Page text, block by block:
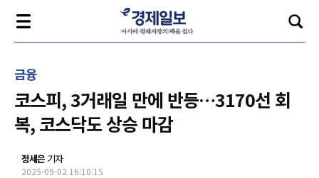
금융
코스피, 3거래일 만에 반등…3170선 회
복, 코스닥도 상승 마감
정세은 기자
2025-09-02 16:10:15